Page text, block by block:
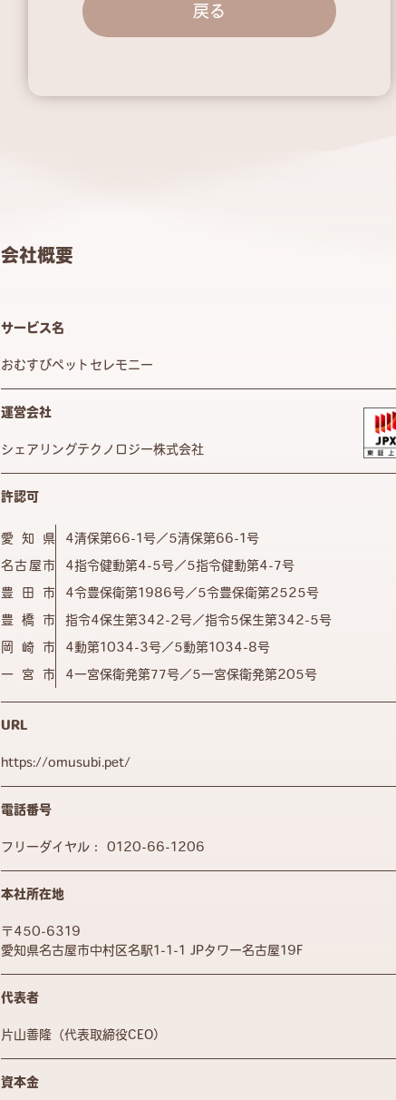
戻る
会社概要
サービス名
おむすびペットセレモニー
運営会社
シェアリングテクノロジー株式会社
許認可
愛知県 4清保第66-1号／5清保第66-1号
名古屋市 4指令健動第4-5号／5指令健動第4-7号
豊田市 4令豊保衛第1986号／5令豊保衛第2525号
豊橋市 指令4保生第342-2号／指令5保生第342-5号
岡崎市 4動第1034-3号／5動第1034-8号
一宮市 4一宮保衛発第77号／5一宮保衛発第205号
URL
https://omusubi.pet/
電話番号
フリーダイヤル： 0120-66-1206
本社所在地
〒450-6319
愛知県名古屋市中村区名駅1-1-1 JPタワー名古屋19F
代表者
片山善隆（代表取締役CEO）
資本金